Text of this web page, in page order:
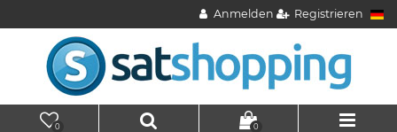
Anmelden Registrieren
0 0